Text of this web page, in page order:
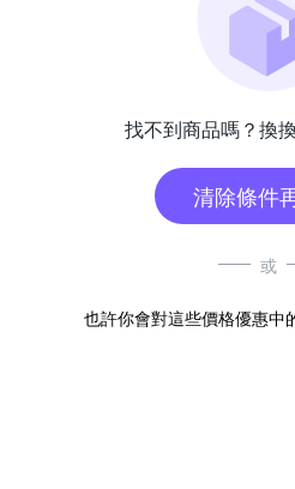
找不到商品嗎？換
清除條件
或
也許你會對這些價格優惠中